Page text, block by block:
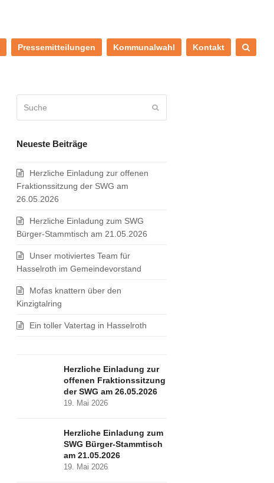
Pressemitteilungen Kommunalwahl Kontakt
Neueste Beiträge
Herzliche Einladung zur offenen
Fraktionssitzung der SWG am
26.05.2026
Herzliche Einladung zum SWG
Bürger-Stammtisch am 21.05.2026
Unser motiviertes Team für
Hasselroth im Gemeindevorstand
Mofas knattern über den
Kinzigtalring
Ein toller Vatertag in Hasselroth
Herzliche Einladung zur
offenen Fraktionssitzung
der SWG am 26.05.2026
19. Mai 2026
Herzliche Einladung zum
SWG Bürger-Stammtisch
am 21.05.2026
19. Mai 2026